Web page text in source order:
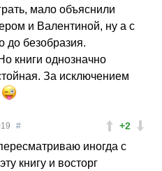
мало объяснили
и Валентиной, ну а с
до безобразия.
книги однозначно
За исключением
+2
#
иногда с
книгу и восторг